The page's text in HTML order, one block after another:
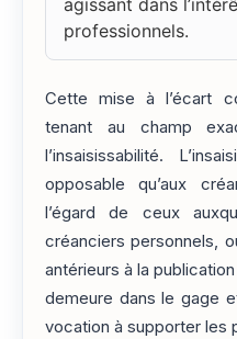
agissant dans
professionnels.
Cette mise à l’écart
tenant au champ
l’insaisissabilité.
opposable qu’aux
l’égard de ceux
créanciers personnels,
antérieurs à la
demeure dans le gage
vocation à supporter les